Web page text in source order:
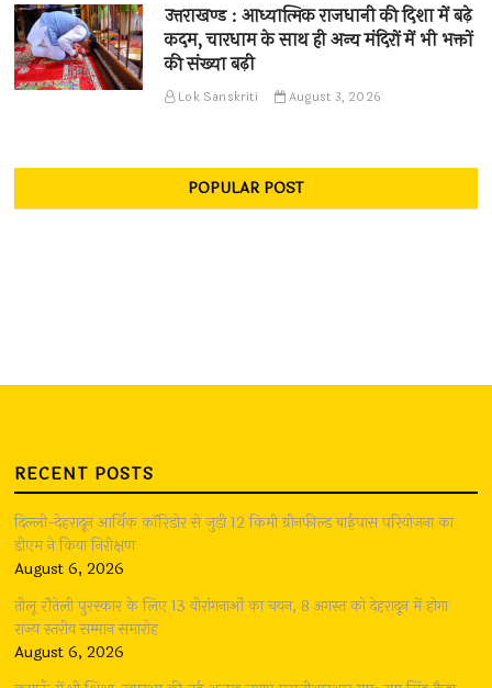
उत्तराखण्ड : आध्यात्मिक राजधानी की दिशा में बढ़े
कदम, चारधाम के साथ ही अन्य मंदिरों में भी भक्तों
की संख्या बढ़ी
Lok Sanskriti August 3, 2026
POPULAR POST
RECENT POSTS
दिल्ली-देहरादून आर्थिक कॉरिडोर से जुड़ी 12 किमी ग्रीनफील्ड बाईपास परियोजना का
डीएम ने किया निरीक्षण
August 6, 2026
तीलू रौतेली पुरस्कार के लिए 13 वीरांगनाओं का चयन, 8 अगस्त को देहरादून में होगा
राज्य स्तरीय सम्मान समारोह
August 6, 2026